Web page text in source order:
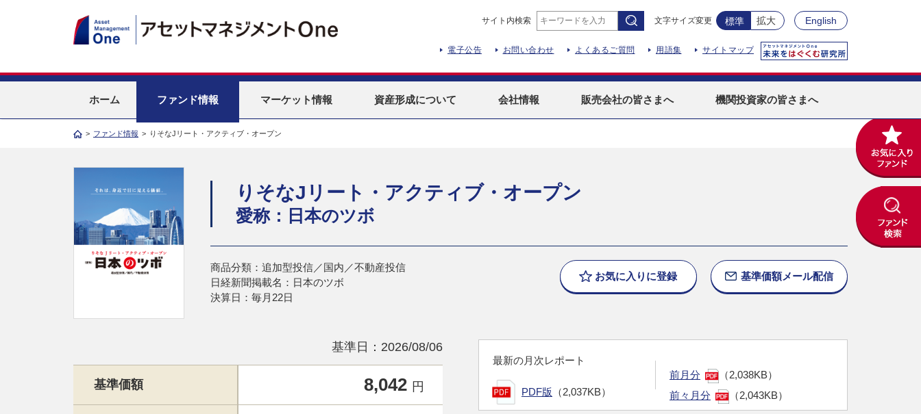
サイト内検索 文字サイズ変更 標準 拡大 English
電子公告 お問い合わせ よくあるご質問 用語集 サイトマップ
ホーム ファンド情報 マーケット情報 資産形成について 会社情報 販売会社の皆さまへ 機関投資家の皆さまへ
> ファンド情報 > りそなJリート・アクティブ・オープン
りそなJリート・アクティブ・オープン
愛称：日本のツボ
商品分類：追加型投信／国内／不動産投信
日経新聞掲載名：日本のツボ
決算日：毎月22日
お気に入りに登録 基準価額メール配信
基準日：2026/08/06
基準価額 8,042 円
最新の月次レポート
PDF版 （2,037KB）
前月分
（2,038KB）
前々月分
（2,043KB）